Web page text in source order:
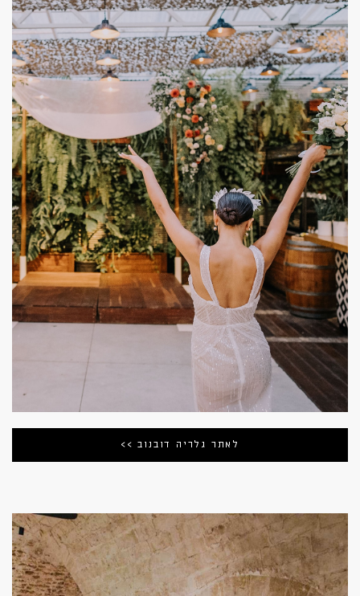
לאתר גלריה דובנוב >>